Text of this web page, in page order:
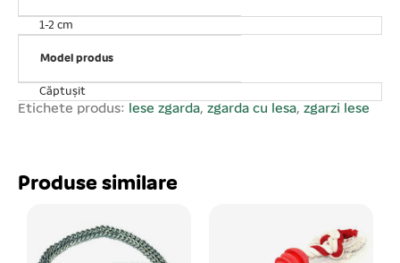
1-2 cm
Model produs
Căptușit
Etichete produs: lese zgarda, zgarda cu lesa, zgarzi lese
Produse similare